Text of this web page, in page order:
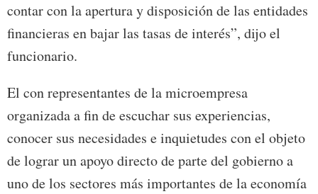
contar con la apertura y disposición de las entidades
financieras en bajar las tasas de interés”, dijo el
funcionario.
El con representantes de la microempresa
organizada a fin de escuchar sus experiencias,
conocer sus necesidades e inquietudes con el objeto
de lograr un apoyo directo de parte del gobierno a
uno de los sectores más importantes de la economía